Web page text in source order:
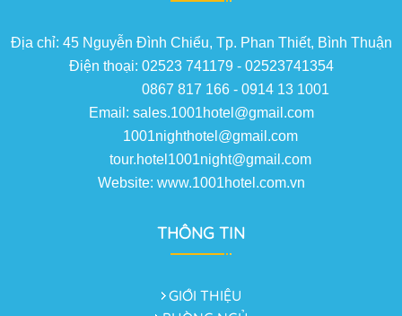
Địa chỉ: 45 Nguyễn Đình Chiểu, Tp. Phan Thiết, Bình Thuận
Điện thoại: 02523 741179 - 02523741354
0867 817 166 - 0914 13 1001
Email: sales.1001hotel@gmail.com
1001nighthotel@gmail.com
tour.hotel1001night@gmail.com
Website: www.1001hotel.com.vn
THÔNG TIN
GIỚI THIỆU